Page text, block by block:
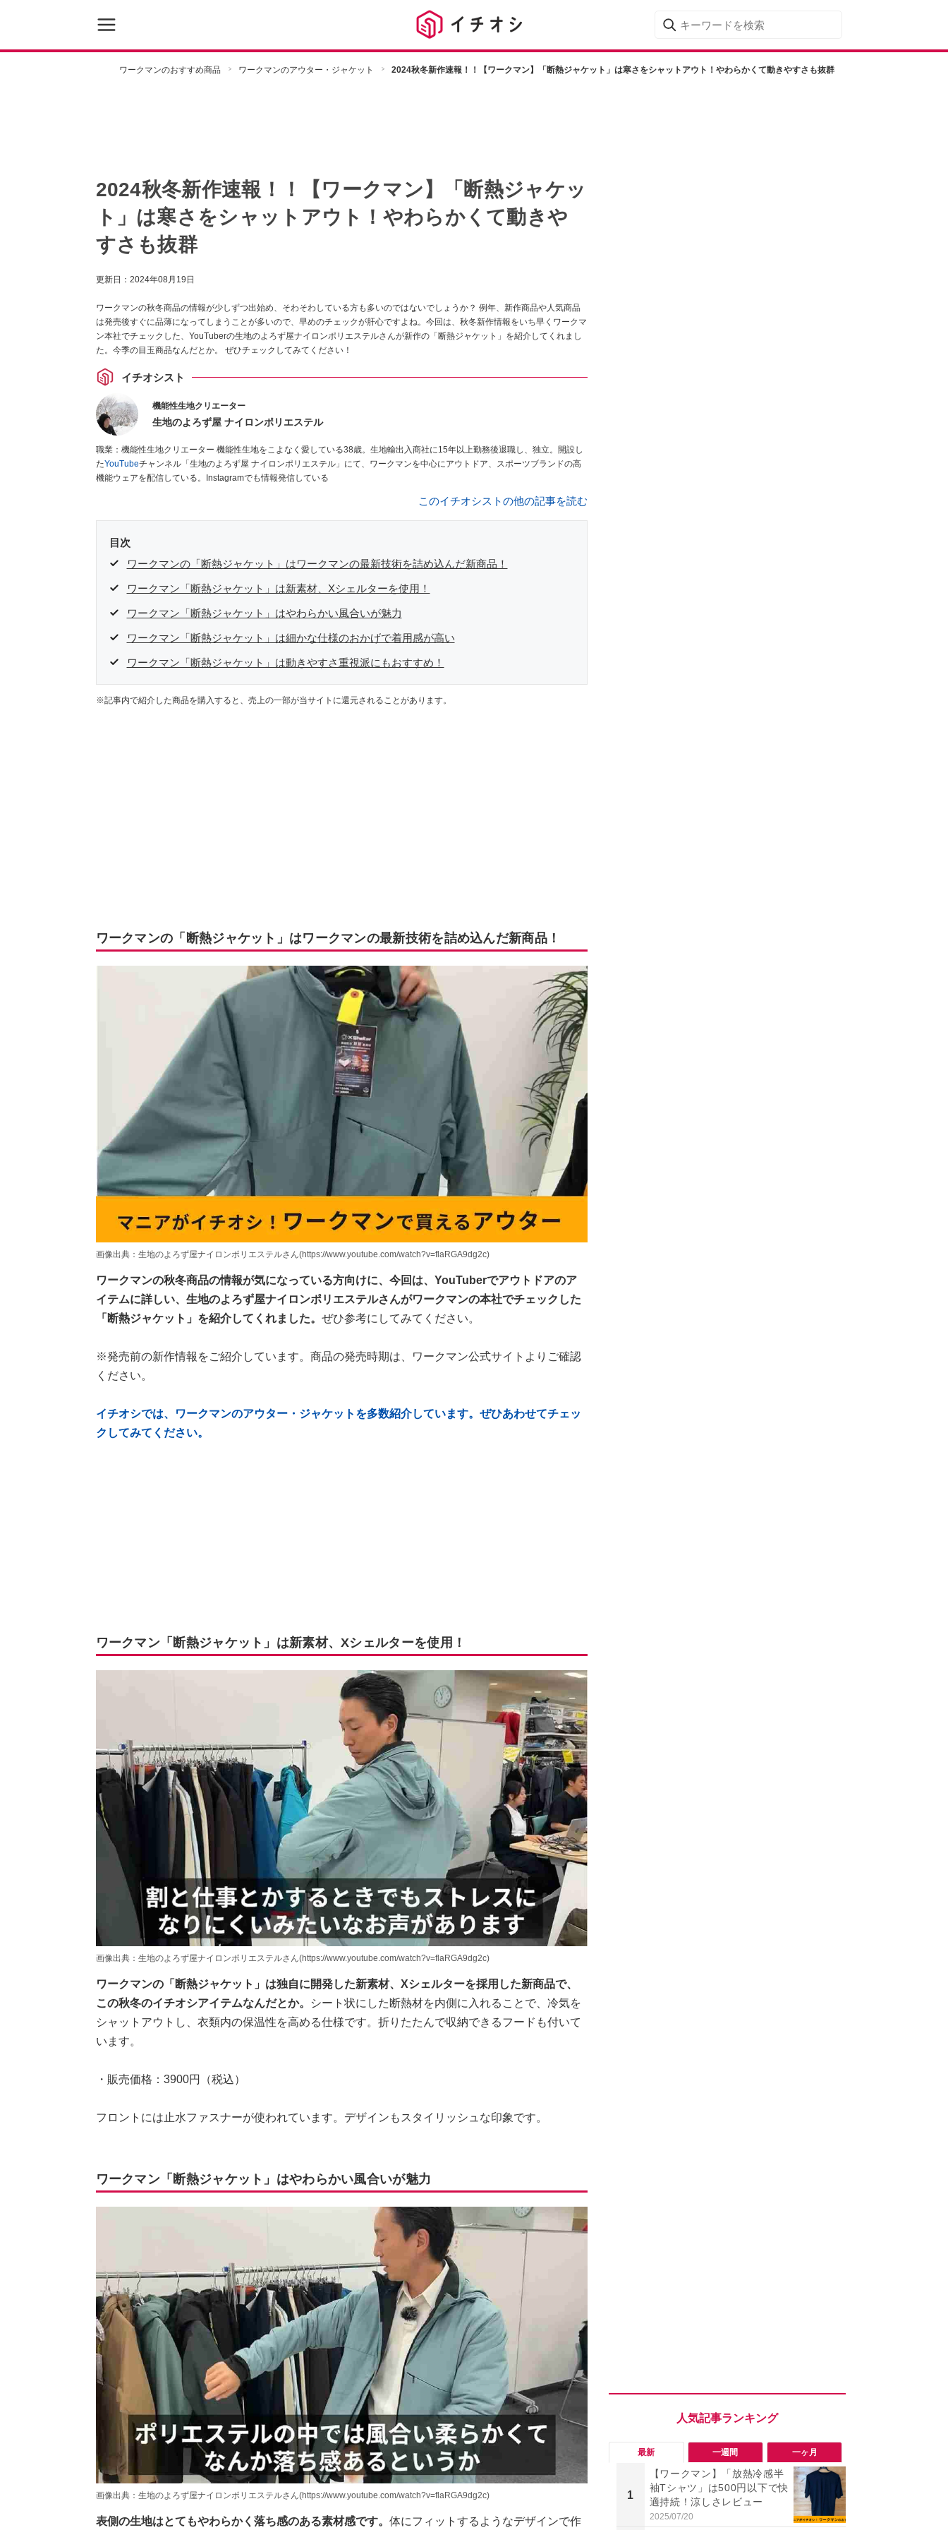
ワークマンのおすすめ商品 ワークマンのアウター・ジャケット 2024秋冬新作速報！！【ワークマン】「断熱ジャケット」は寒さをシャットアウト！やわらかくて動きやすさも抜群
2024秋冬新作速報！！【ワークマン】「断熱ジャケッ
ト」は寒さをシャットアウト！やわらかくて動きや
すさも抜群
更新日： 2024年08月19日
ワークマンの秋冬商品の情報が少しずつ出始め、そわそわしている方も多いのではないでしょうか？ 例年、新作商品や人気商品
は発売後すぐに品薄になってしまうことが多いので、早めのチェックが肝心ですよね。今回は、秋冬新作情報をいち早くワークマ
ン本社でチェックした、YouTuberの生地のよろず屋ナイロンポリエステルさんが新作の「断熱ジャケット」を紹介してくれまし
た。今季の目玉商品なんだとか。 ぜひチェックしてみてください！
イチオシスト
機能性生地クリエーター
生地のよろず屋 ナイロンポリエステル
職業：機能性生地クリエーター 機能性生地をこよなく愛している38歳。生地輸出入商社に15年以上勤務後退職し、独立。開設し
たYouTubeチャンネル「生地のよろず屋 ナイロンポリエステル」にて、ワークマンを中心にアウトドア、スポーツブランドの高
機能ウェアを配信している。Instagramでも情報発信している
このイチオシストの他の記事を読む
目次
ワークマンの「断熱ジャケット」はワークマンの最新技術を詰め込んだ新商品！
ワークマン「断熱ジャケット」は新素材、Xシェルターを使用！
ワークマン「断熱ジャケット」はやわらかい風合いが魅力
ワークマン「断熱ジャケット」は細かな仕様のおかげで着用感が高い
ワークマン「断熱ジャケット」は動きやすさ重視派にもおすすめ！
※記事内で紹介した商品を購入すると、売上の一部が当サイトに還元されることがあります。
ワークマンの「断熱ジャケット」はワークマンの最新技術を詰め込んだ新商品！
画像出典：生地のよろず屋ナイロンポリエステルさん(https://www.youtube.com/watch?v=flaRGA9dg2c)
ワークマンの秋冬商品の情報が気になっている方向けに、今回は、YouTuberでアウトドアのア
イテムに詳しい、生地のよろず屋ナイロンポリエステルさんがワークマンの本社でチェックした
「断熱ジャケット」を紹介してくれました。 ぜひ参考にしてみてください。
※発売前の新作情報をご紹介しています。商品の発売時期は、ワークマン公式サイトよりご確認
ください。
イチオシでは、ワークマンのアウター・ジャケットを多数紹介しています。ぜひあわせてチェッ
クしてみてください。
ワークマン「断熱ジャケット」は新素材、Xシェルターを使用！
画像出典：生地のよろず屋ナイロンポリエステルさん(https://www.youtube.com/watch?v=flaRGA9dg2c)
ワークマンの「断熱ジャケット」は独自に開発した新素材、Xシェルターを採用した新商品で、
この秋冬のイチオシアイテムなんだとか。
シート状にした断熱材を内側に入れることで、冷気を
シャットアウトし、衣類内の保温性を高める仕様です。折りたたんで収納できるフードも付いて
います。
・販売価格：3900円（税込）
フロントには止水ファスナーが使われています。デザインもスタイリッシュな印象です。
ワークマン「断熱ジャケット」はやわらかい風合いが魅力
画像出典：生地のよろず屋ナイロンポリエステルさん(https://www.youtube.com/watch?v=flaRGA9dg2c)
表側の生地はとてもやわらかく落ち感のある素材感です。 体にフィットするようなデザインで作
最新 一週間 一ヶ月
1
【ワークマン】「放熱冷感半
袖Tシャツ」は500円以下で快
適持続！涼しさレビュー
2025/07/20